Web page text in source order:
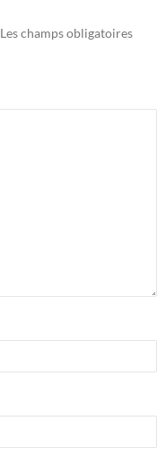
Les champs obligatoires